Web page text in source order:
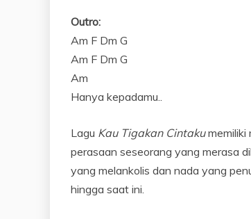
Outro:
Am F Dm G
Am F Dm G
Am
Hanya kepadamu..
Lagu Kau Tigakan Cintakumemiliki
perasaan seseorang yang merasa
yang melankolis dan nada yang
hingga saat ini.